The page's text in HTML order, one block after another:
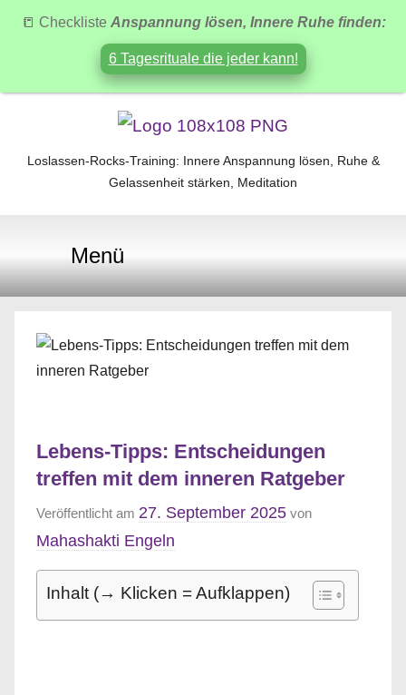
springen
Loslassen-
Training
Loslassen-Rocks-Training: Innere Anspannung lösen, Ruhe &
Gelassenheit stärken, Meditation
Menü
Lebens-Tipps: Entscheidungen
treffen mit dem inneren Ratgeber
Veröffentlicht am 27. September 2025 von
Mahashakti Engeln
Inhalt (→ Klicken = Aufklappen)
📒 Checkliste Anspannung lösen, Innere Ruhe finden:
6 Tagesrituale die jeder kann!